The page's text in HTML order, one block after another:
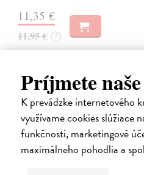
Príjmete
K prevádzke internetového
využívame cookies slúžiace
funkčnosti, marketingové
maximálneho pohodlia a
11,35 €
11,95 € ?
E-